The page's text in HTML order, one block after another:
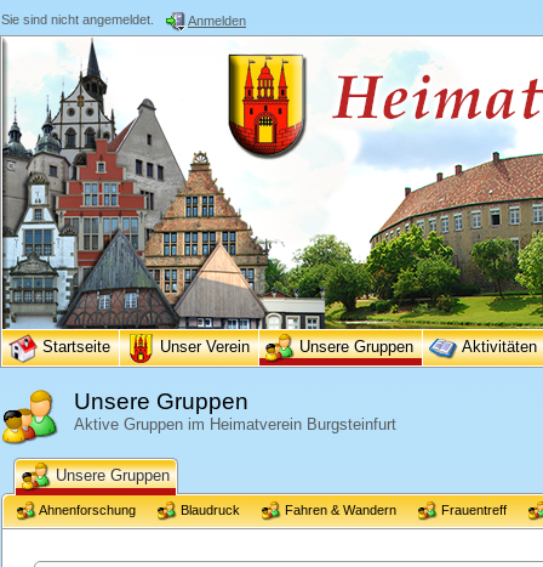
Sie sind nicht angemeldet. Anmelden
Startseite Unser Verein Unsere Gruppen Aktivitäten
Unsere Gruppen
Aktive Gruppen im Heimatverein Burgsteinfurt
Unsere Gruppen
Ahnenforschung Blaudruck Fahren & Wandern Frauentreff